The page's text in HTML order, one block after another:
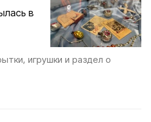
в
игрушки и раздел о